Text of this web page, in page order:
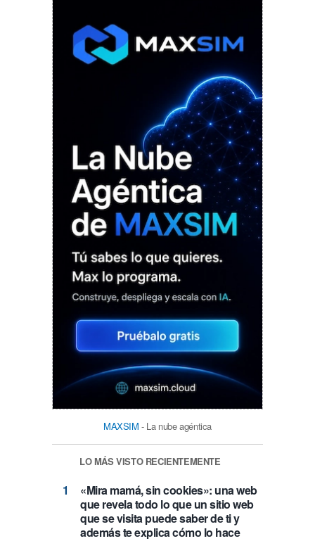
MAXSIM - La nube agéntica
LO MÁS VISTO RECIENTEMENTE
«Mira mamá, sin cookies»: una web
que revela todo lo que un sitio web
que se visita puede saber de ti y
además te explica cómo lo hace